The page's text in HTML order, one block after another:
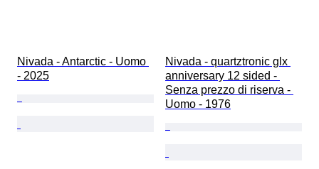
Nivada - Antarctic - Uomo
- 2025
Nivada - quartztronic glx
anniversary 12 sided -
Senza prezzo di riserva -
Uomo - 1976